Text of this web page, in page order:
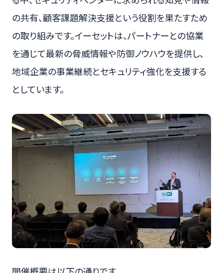
の共有、顧客課題解決支援という役割を果たすため
の取り組みです。イーセットは、パートナーとの協業
を通じて最新の脅威情報や防御ノウハウを提供し、
地域企業の事業継続とセキュリティ強化を支援する
としています。